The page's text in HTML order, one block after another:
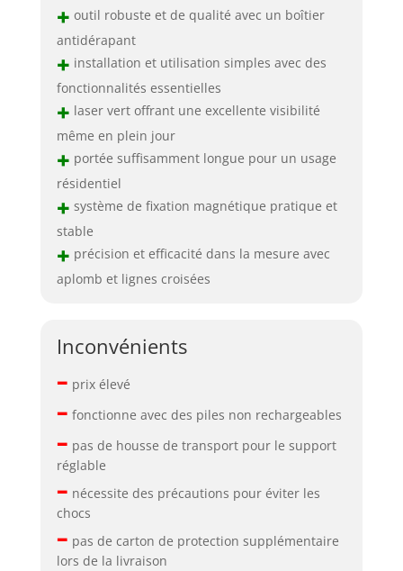
+ outil robuste et de qualité avec un boîtier
antidérapant
+ installation et utilisation simples avec des
fonctionnalités essentielles
+ laser vert offrant une excellente visibilité
même en plein jour
+ portée suffisamment longue pour un usage
résidentiel
+ système de fixation magnétique pratique et
stable
+ précision et efficacité dans la mesure avec
aplomb et lignes croisées
Inconvénients
– prix élevé
– fonctionne avec des piles non rechargeables
– pas de housse de transport pour le support
réglable
– nécessite des précautions pour éviter les
chocs
– pas de carton de protection supplémentaire
lors de la livraison